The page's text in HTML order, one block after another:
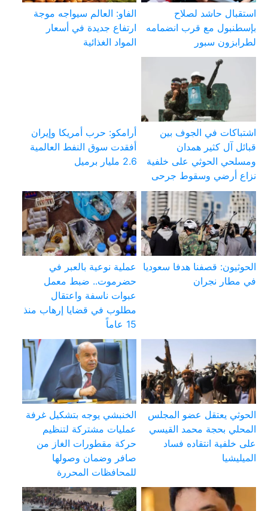
استقبال حاشد لصلاح
بإسطنبول مع قرب انضمامه
لطرابزون سبور
الفاو: العالم سيواجه موجة
ارتفاع جديدة في أسعار
المواد الغذائية
اشتباكات في الجوف بين
قبائل آل كثير همدان
ومسلحي الحوثي على خلفية
نزاع أرضي وسقوط جرحى
أرامكو: حرب أمريكا وإيران
أفقدت سوق النفط العالمية
2.6 مليار برميل
الحوثيون: قصفنا هدفا سعوديا
في مطار نجران
عملية نوعية بالعبر في
حضرموت.. ضبط معمل
عبوات ناسفة واعتقال
مطلوب في قضايا إرهاب منذ
15 عاماً
الحوثي يعتقل عضو المجلس
المحلي بحجة محمد القيسي
على خلفية انتقاده فساد
الميليشيا
الخنبشي يوجه بتشكيل غرفة
عمليات مشتركة لتنظيم
حركة مقطورات الغاز من
صافر وضمان وصولها
للمحافظات المحررة